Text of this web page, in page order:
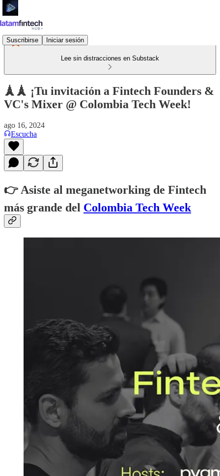
Suscribirse Iniciar sesión
Lee sin distracciones en Substack
🗼🗼 ¡Tu invitación a Fintech Founders &
VC's Mixer @ Colombia Tech Week!
ago 16, 2024
Escucha
​👉 Asiste al meganetworking de Fintech
más grande del Colombia Tech Week